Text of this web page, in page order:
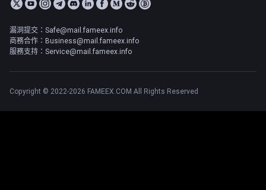
漏洞提交：Safe@mail.fameex.info
商務合作：Business@mail.fameex.info
服務支持：Service@mail.fameex.info
Copyright © 2022-2026 FAMEEX.COM All Rights Reserved